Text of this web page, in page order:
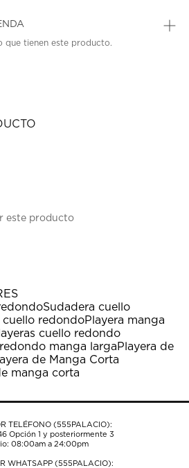
que tienen este producto.
este producto
Sudadera cuello
cuello redondoPlayera manga
cuello redondo
manga largaPlayera de
de Manga Corta
manga corta
TELÉFONO (555PALACIO):
Opción 1 y posteriormente 3
08:00am a 24:00pm
WHATSAPP (555PALACIO):